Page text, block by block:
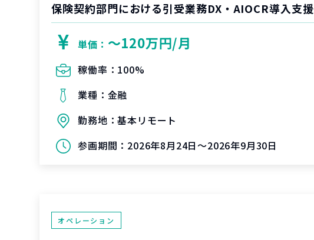
保険契約部門における引受業務DX・AIOCR導入支援
単価： 〜120万円/月
稼働率： 100%
業種： 金融
勤務地：基本リモート
参画期間： 2026年8月24日～2026年9月30日
オペレーション